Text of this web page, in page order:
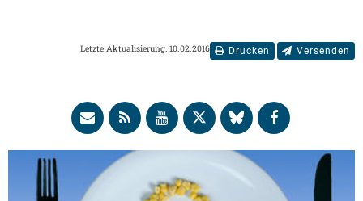
Drucken Versenden
Letzte Aktualisierung: 10.02.2016